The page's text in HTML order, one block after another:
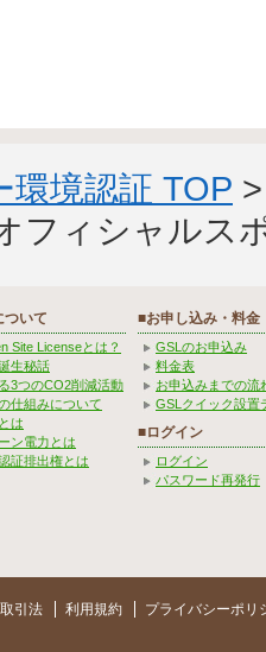
環境認証 TOP
ィシャルス
ついて
Site Licenseとは？
生秘話
3つのCO2削減活動
仕組みについて
は
ン電力とは
証排出権とは
■お申し込み・料金
GSLのお申込み
料金表
お申込みまでの流
GSLクイック設置
■ログイン
ログイン
パスワード再発行
引法 利用規約 プライバシーポリ